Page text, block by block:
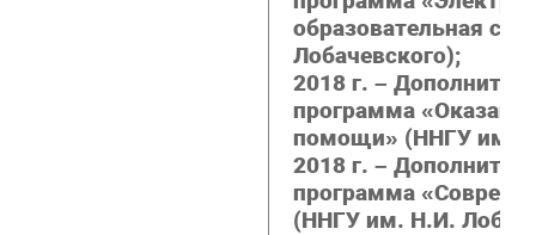
образовательная
Лобачевского);
2018 г. –
программа
помощи» (ННГУ им.
2018 г. –
программа
(ННГУ им. Н.И.